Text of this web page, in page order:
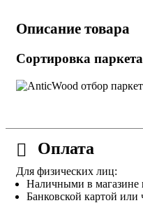
Описание товара
Сортировка
Оплата
Для физических лиц:
Наличными в магазине
Банковской картой или